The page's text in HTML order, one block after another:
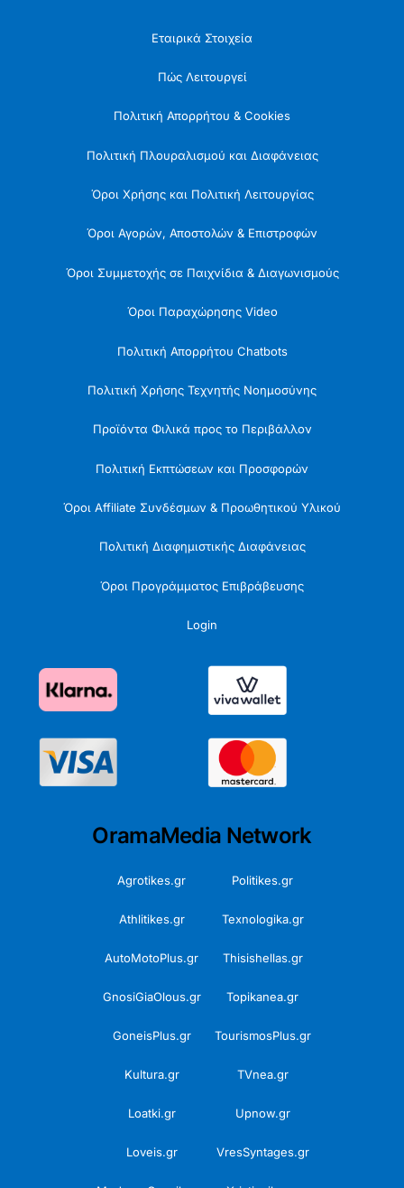
Εταιρικά Στοιχεία
Πώς Λειτουργεί
Πολιτική Απορρήτου & Cookies
Πολιτική Πλουραλισμού και Διαφάνειας
Όροι Χρήσης και Πολιτική Λειτουργίας
Όροι Αγορών, Αποστολών & Επιστροφών
Όροι Συμμετοχής σε Παιχνίδια & Διαγωνισμούς
Όροι Παραχώρησης Video
Πολιτική Απορρήτου Chatbots
Πολιτική Χρήσης Τεχνητής Νοημοσύνης
Προϊόντα Φιλικά προς το Περιβάλλον
Πολιτική Εκπτώσεων και Προσφορών
Όροι Affiliate Συνδέσμων & Προωθητικού Υλικού
Πολιτική Διαφημιστικής Διαφάνειας
Όροι Προγράμματος Επιβράβευσης
Login
OramaMedia Network
Agrotikes.gr Politikes.gr
Athlitikes.gr Texnologika.gr
AutoMotoPlus.gr Thisishellas.gr
GnosiGiaOlous.gr Topikanea.gr
GoneisPlus.gr TourismosPlus.gr
Kultura.gr TVnea.gr
Loatki.gr Upnow.gr
Loveis.gr VresSyntages.gr